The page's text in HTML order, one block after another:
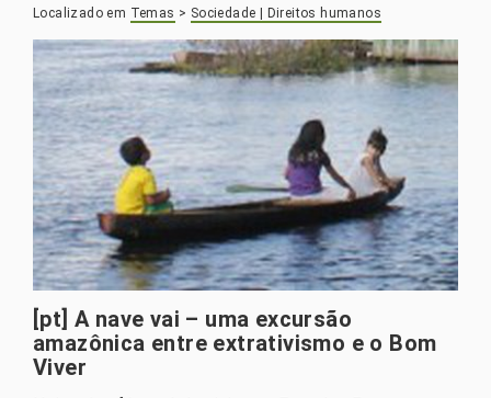
Localizado em Temas > Sociedade | Direitos humanos
[pt] A nave vai – uma excursão
amazônica entre extrativismo e o Bom
Viver